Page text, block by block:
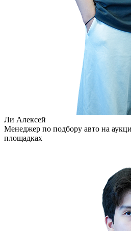
Ли Алексей
Менеджер по подбору авто на
площадках